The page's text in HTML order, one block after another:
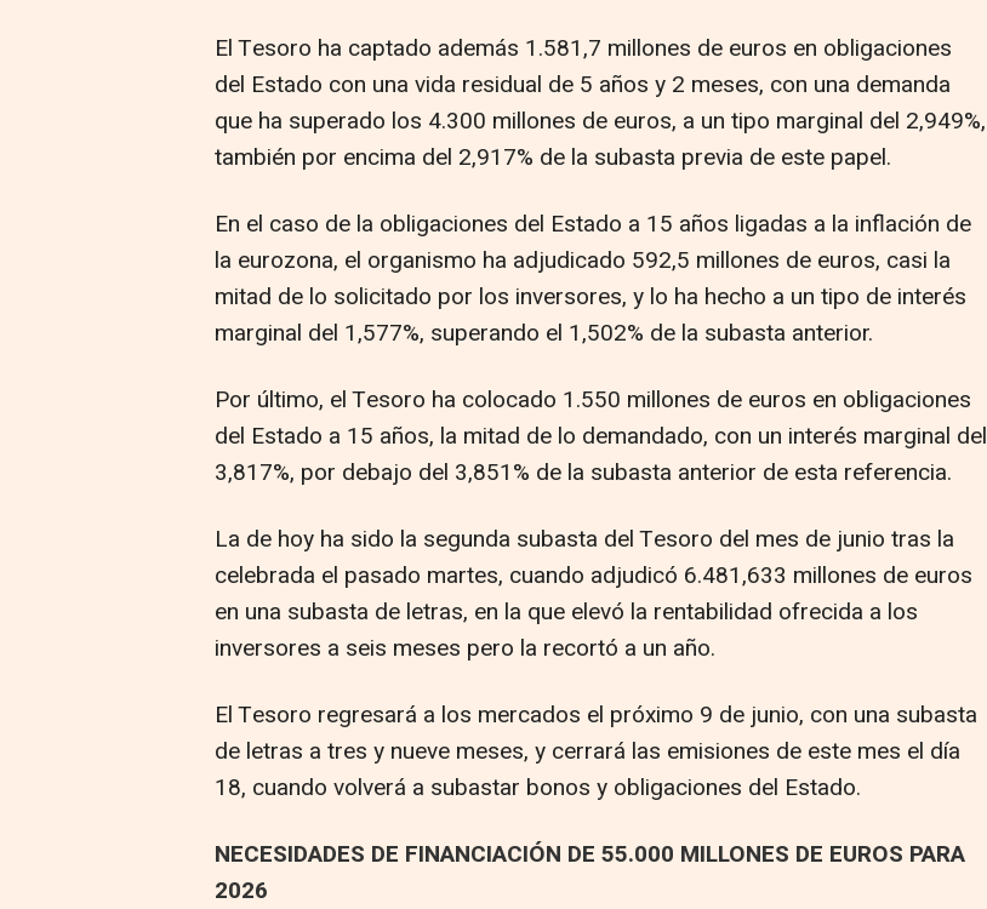
El Tesoro ha captado además 1.581,7 millones de euros en obligaciones
del Estado con una vida residual de 5 años y 2 meses, con una demanda
que ha superado los 4.300 millones de euros, a un tipo marginal del 2,949%,
también por encima del 2,917% de la subasta previa de este papel.
En el caso de la obligaciones del Estado a 15 años ligadas a la inflación de
la eurozona, el organismo ha adjudicado 592,5 millones de euros, casi la
mitad de lo solicitado por los inversores, y lo ha hecho a un tipo de interés
marginal del 1,577%, superando el 1,502% de la subasta anterior.
Por último, el Tesoro ha colocado 1.550 millones de euros en obligaciones
del Estado a 15 años, la mitad de lo demandado, con un interés marginal del
3,817%, por debajo del 3,851% de la subasta anterior de esta referencia.
La de hoy ha sido la segunda subasta del Tesoro del mes de junio tras la
celebrada el pasado martes, cuando adjudicó 6.481,633 millones de euros
en una subasta de letras, en la que elevó la rentabilidad ofrecida a los
inversores a seis meses pero la recortó a un año.
El Tesoro regresará a los mercados el próximo 9 de junio, con una subasta
de letras a tres y nueve meses, y cerrará las emisiones de este mes el día
18, cuando volverá a subastar bonos y obligaciones del Estado.
NECESIDADES DE FINANCIACIÓN DE 55.000 MILLONES DE EUROS PARA
2026